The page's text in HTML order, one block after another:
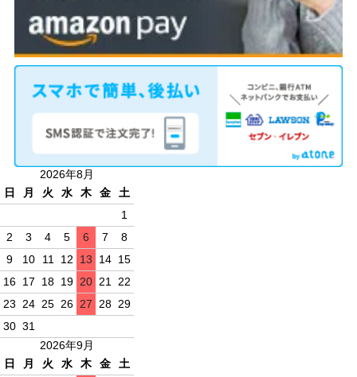
2026年8月
日
月 火 水 木 金
土
1
2
3 4 5 6 7
8
9
10 11 12 13 14 15
16 17 18 19 20 21 22
23 24 25 26 27 28 29
30 31
2026年9月
日
月 火 水 木 金
土